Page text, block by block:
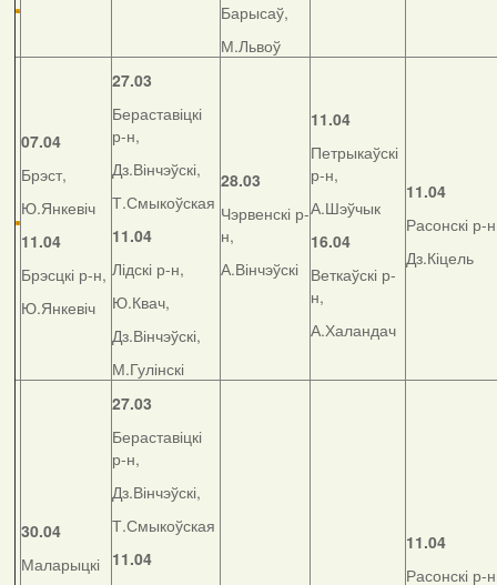
Барысаў,
М.Львоў
07.04
Брэст,
Ю.Янкевіч
11.04
Брэсцкі р-н,
Ю.Янкевіч
27.03
Бераставіцкі
р-н,
Дз.Вінчэўскі,
Т.Смыкоўская
11.04
Лідскі р-н,
Ю.Квач,
Дз.Вінчэўскі,
М.Гулінскі
28.03
Чэрвенскі р-
н,
А.Вінчэўскі
11.04
Петрыкаўскі
р-н,
А.Шэўчык
16.04
Веткаўскі р-
н,
А.Халандач
11.04
Расонскі р-
Дз.Кіцель
30.04
Маларыцкі
27.03
Бераставіцкі
р-н,
Дз.Вінчэўскі,
Т.Смыкоўская
11.04
11.04
Расонскі р-